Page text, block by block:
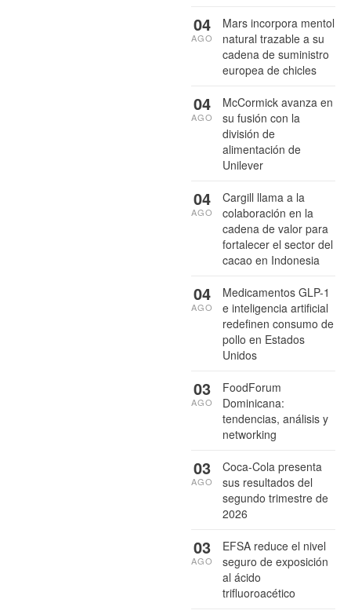
Mars incorpora mentol
natural trazable a su
cadena de suministro
europea de chicles
04
AGO
McCormick avanza en
su fusión con la
división de
alimentación de
Unilever
04
AGO
Cargill llama a la
colaboración en la
cadena de valor para
fortalecer el sector del
cacao en Indonesia
04
AGO
Medicamentos GLP-1
e inteligencia artificial
redefinen consumo de
pollo en Estados
Unidos
04
AGO
FoodForum
Dominicana:
tendencias, análisis y
networking
03
AGO
Coca-Cola presenta
sus resultados del
segundo trimestre de
2026
03
AGO
EFSA reduce el nivel
seguro de exposición
al ácido
trifluoroacético
03
AGO